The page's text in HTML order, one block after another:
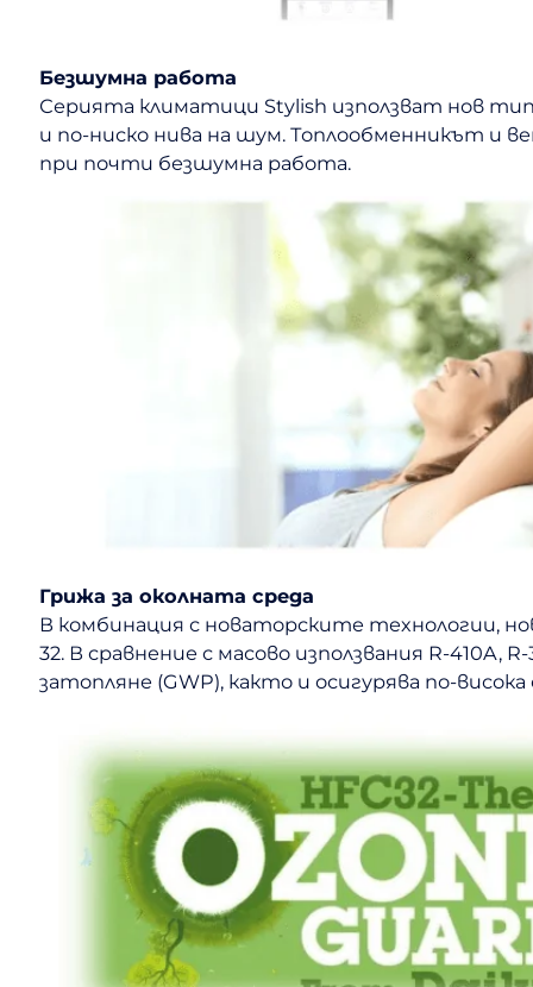
Безшумна работа
Серията климатици Stylish използват нов
и по-ниско нива на шум. Топлообменникът и
при почти безшумна работа.
Грижа за околната среда
В комбинация с новаторските технологии,
32. В сравнение с масово използвания R-
затопляне (GWP), както и осигурява по-